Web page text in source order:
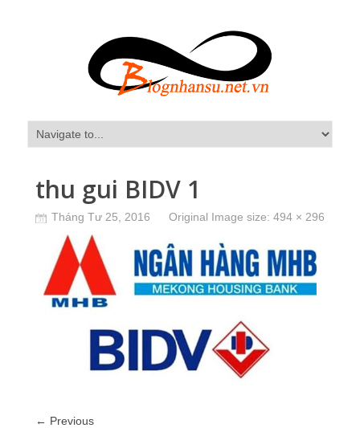
thu gui BIDV 1
Tháng Tư 25, 2016 Original Image size: 494 × 296
← Previous